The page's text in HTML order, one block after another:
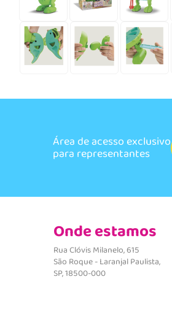
Área de acesso exclusivo
para representantes
Onde estamos
Rua Clóvis Milanelo, 615
São Roque - Laranjal Paulista,
SP, 18500-000